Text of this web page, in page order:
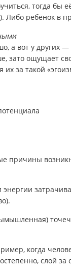
тогда бы
Либо ребёнок в
а вот у других
зато ощущает
за такой
причины
когда
слой за